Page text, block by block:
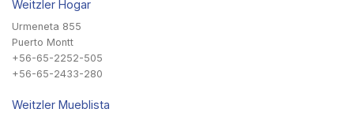
Weitzler Hogar
Urmeneta 855
Puerto Montt
+56-65-2252-505
+56-65-2433-280
Weitzler Mueblista